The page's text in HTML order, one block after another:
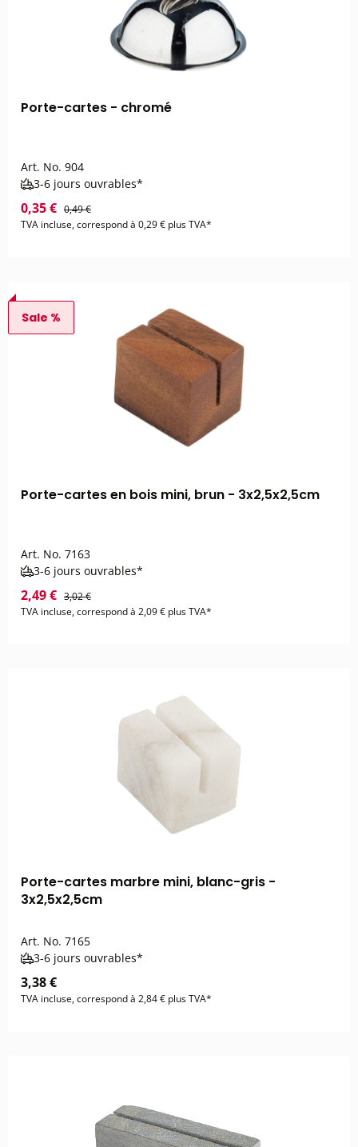
Porte-cartes - chromé
Art. No. 904
3-6 jours ouvrables*
0,35 € 0,49 €
TVA incluse, correspond à 0,29 € plus TVA*
Sale %
Porte-cartes en bois mini, brun - 3x2,5x2,5cm
Art. No. 7163
3-6 jours ouvrables*
2,49 € 3,02 €
TVA incluse, correspond à 2,09 € plus TVA*
Porte-cartes marbre mini, blanc-gris -
3x2,5x2,5cm
Art. No. 7165
3-6 jours ouvrables*
3,38 €
TVA incluse, correspond à 2,84 € plus TVA*